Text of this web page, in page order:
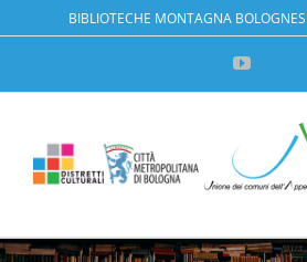
contenuto
BIBLIOTECHE MONTAGNA
YouTube